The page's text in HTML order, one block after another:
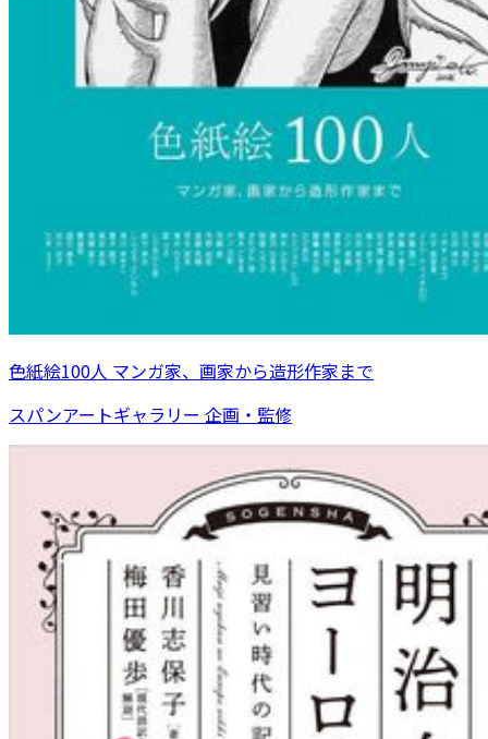
色紙絵100人 マンガ家、画家から造形作家まで
スパンアートギャラリー 企画・監修